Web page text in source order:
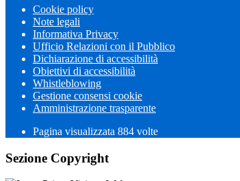
Cookie policy
Note legali
Informativa Privacy
Ufficio Relazioni con il Pubblico
Dichiarazione di accessibilità
Obiettivi di accessibilità
Whistleblowing
Gestione consensi cookie
Amministrazione trasparente
Pagina visualizzata 884 volte
Sezione Copyright